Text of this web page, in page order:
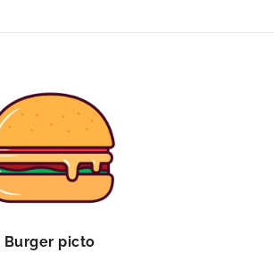
Burger picto